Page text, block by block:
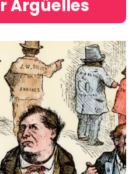
Argüelles​